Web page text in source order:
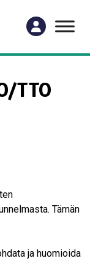
TTO
Tämän
ja huomioida